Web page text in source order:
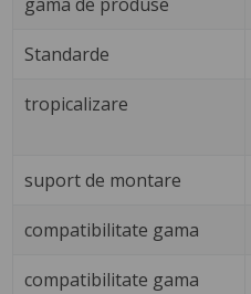
Standarde
tropicalizare
suport de montare
compatibilitate gama
compatibilitate gama